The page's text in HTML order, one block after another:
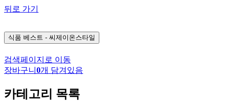
뒤로 가기
식품 베스트 - 씨제이온스타일
검색페이지로 이동
장바구니 0개 담겨있음
카테고리 목록